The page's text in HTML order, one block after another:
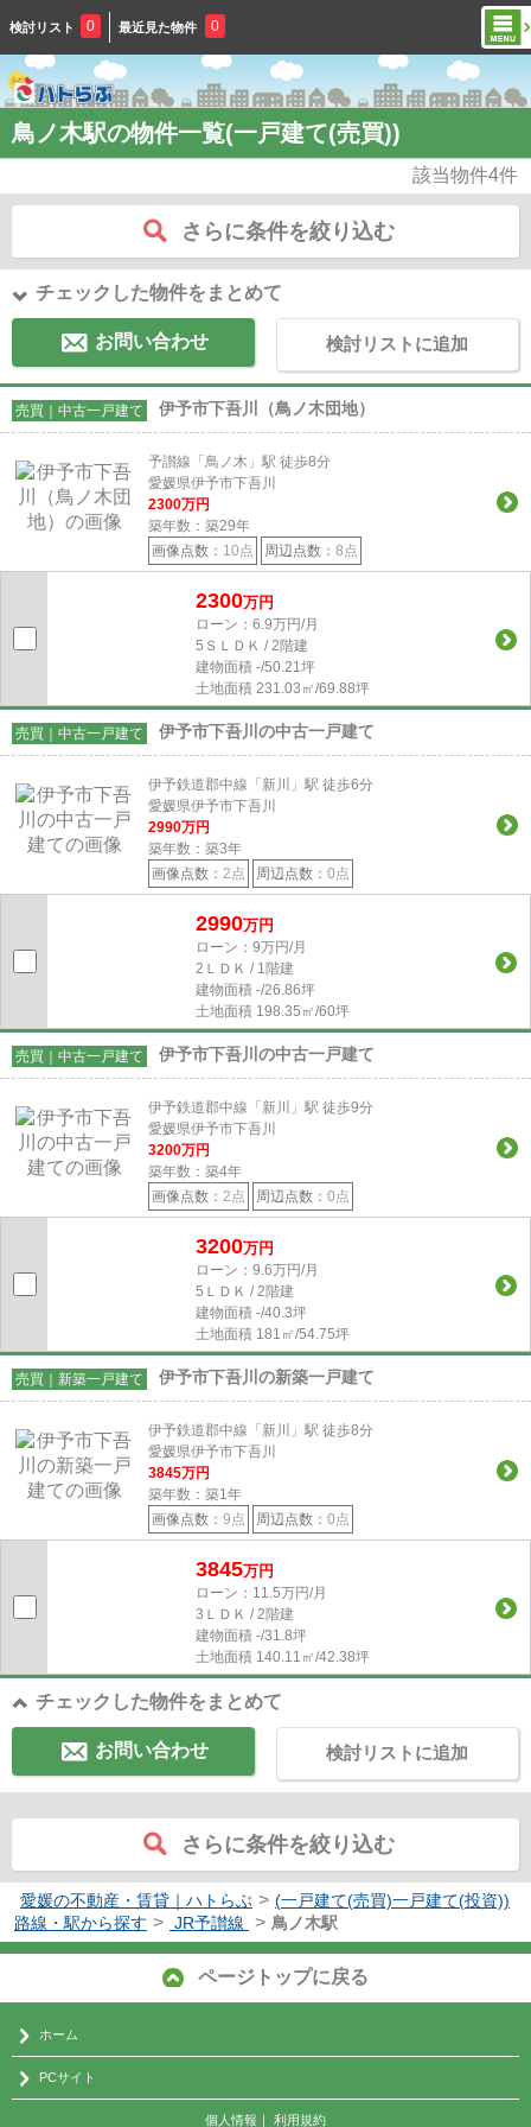
検討リスト 0 最近見た物件 0
鳥ノ木駅の物件一覧(一戸建て(売買))
該当物件4件
さらに条件を絞り込む
チェックした物件をまとめて
お問い合わせ 検討リストに追加
売買｜中古一戸建て 伊予市下吾川（鳥ノ木団地）
予讃線「鳥ノ木」駅 徒歩8分
愛媛県伊予市下吾川
2300万円
築年数：築29年
画像点数： 10点 周辺点数： 8点
2300万円
ローン：6.9万円/月
5ＳＬＤＫ / 2階建
建物面積 -/50.21坪
土地面積 231.03㎡/69.88坪
売買｜中古一戸建て 伊予市下吾川の中古一戸建て
伊予鉄道郡中線「新川」駅 徒歩6分
愛媛県伊予市下吾川
2990万円
築年数：築3年
画像点数： 2点 周辺点数： 0点
2990万円
ローン：9万円/月
2ＬＤＫ / 1階建
建物面積 -/26.86坪
土地面積 198.35㎡/60坪
売買｜中古一戸建て 伊予市下吾川の中古一戸建て
伊予鉄道郡中線「新川」駅 徒歩9分
愛媛県伊予市下吾川
3200万円
築年数：築4年
画像点数： 2点 周辺点数： 0点
3200万円
ローン：9.6万円/月
5ＬＤＫ / 2階建
建物面積 -/40.3坪
土地面積 181㎡/54.75坪
売買｜新築一戸建て 伊予市下吾川の新築一戸建て
伊予鉄道郡中線「新川」駅 徒歩8分
愛媛県伊予市下吾川
3845万円
築年数：築1年
画像点数： 9点 周辺点数： 0点
3845万円
ローン：11.5万円/月
3ＬＤＫ / 2階建
建物面積 -/31.8坪
土地面積 140.11㎡/42.38坪
チェックした物件をまとめて
お問い合わせ 検討リストに追加
さらに条件を絞り込む
愛媛の不動産・賃貸｜ハトらぶ > (一戸建て(売買)一戸建て(投資))
路線・駅から探す > JR予讃線 > 鳥ノ木駅
ページトップに戻る
ホーム
PCサイト
個人情報 ｜ 利用規約